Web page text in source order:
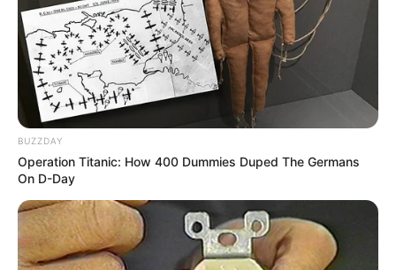
BUZZDAY
Operation Titanic: How 400 Dummies Duped The Germans
On D-Day